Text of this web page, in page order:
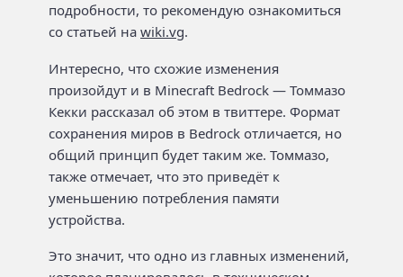
подробности, то рекомендую ознакомиться
со статьей на wiki.vg.
Интересно, что схожие изменения
произойдут и в Minecraft Bedrock — Томмазо
Кекки рассказал об этом в твиттере. Формат
сохранения миров в Bedrock отличается, но
общий принцип будет таким же. Томмазо,
также отмечает, что это приведёт к
уменьшению потребления памяти
устройства.
Это значит, что одно из главных изменений,